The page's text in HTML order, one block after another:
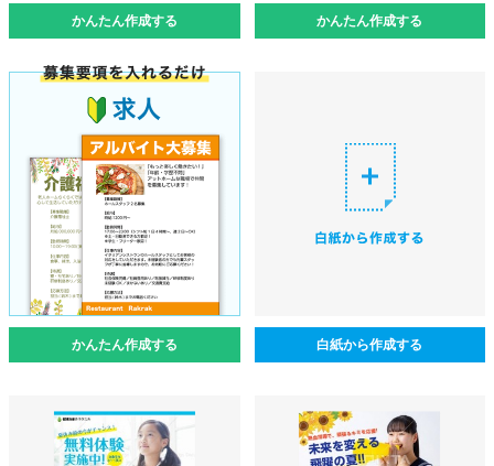
かんたん作成する かんたん作成する
かんたん作成する 白紙から作成する